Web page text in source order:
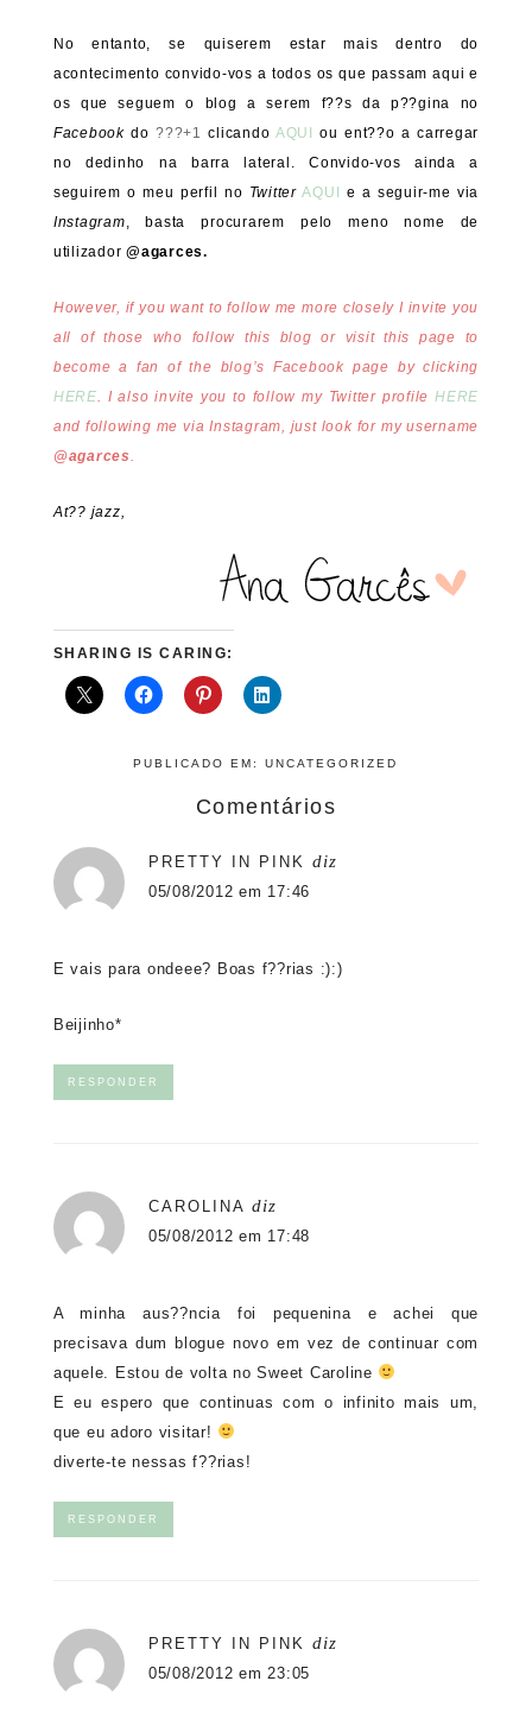
No entanto, se quiserem estar mais dentro do
acontecimento convido-vos a todos os que passam aqui e
os que seguem o blog a serem f??s da p??gina no
Facebookdo???+1clicando AQUI
ou ent??o a carregar
no dedinho na barra lateral. Convido-vos ainda a
seguirem o meu perfil no Twitter AQUI
e a seguir-me via
Instagram, basta procurarem pelo meno nome de
utilizador @agarces.
However, if you want to follow me more closely I invite you
all of those who follow this blog or visit this page to
become a fan of the blog’s Facebook page by clicking
HERE. I also invite you to follow my Twitter profileHERE
and following me via Instagram, just look for my username
@agarces.
At?? jazz,
SHARING IS CARING:
PUBLICADO EM:UNCATEGORIZED
Comentários
PRETTY IN PINK diz
05/08/2012 em 17:46
E vais para ondeee? Boas f??rias :):)
Beijinho*
RESPONDER
CAROLINA diz
05/08/2012 em 17:48
A minha aus??ncia foi pequenina e achei que
precisava dum blogue novo em vez de continuar com
aquele. Estou de volta no Sweet Caroline
E eu espero que continuas com o infinito mais um,
que eu adoro visitar!
diverte-te nessas f??rias!
RESPONDER
PRETTY IN PINK diz
05/08/2012 em 23:05